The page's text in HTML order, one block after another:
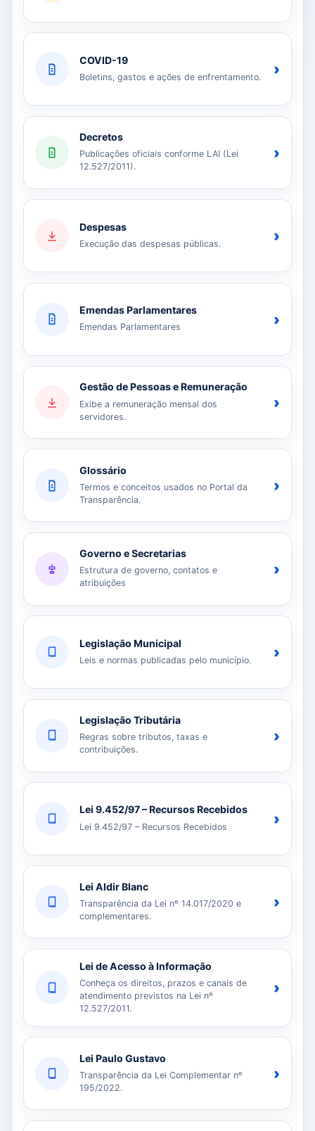
COVID-19
Boletins, gastos e ações de enfrentamento. ›
Decretos
Publicações oficiais conforme LAI (Lei
12.527/2011).
›
Despesas
Execução das despesas públicas. ›
Emendas Parlamentares
Emendas Parlamentares ›
Gestão de Pessoas e Remuneração
Exibe a remuneração mensal dos
servidores.
›
Glossário
Termos e conceitos usados no Portal da
Transparência.
›
Governo e Secretarias
Estrutura de governo, contatos e
atribuições
›
Legislação Municipal
Leis e normas publicadas pelo município. ›
Legislação Tributária
Regras sobre tributos, taxas e
contribuições.
›
Lei 9.452/97 – Recursos Recebidos
Lei 9.452/97 – Recursos Recebidos ›
Lei Aldir Blanc
Transparência da Lei nº 14.017/2020 e
complementares.
›
Lei de Acesso à Informação
Conheça os direitos, prazos e canais de
atendimento previstos na Lei nº
12.527/2011.
›
Lei Paulo Gustavo
Transparência da Lei Complementar nº
195/2022.
›